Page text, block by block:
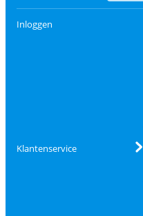
Inloggen
Klantenservice